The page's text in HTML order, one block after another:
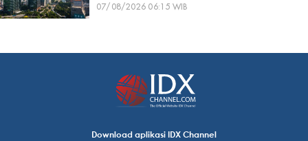
07/08/2026 06:15 WIB
Download aplikasi IDX Channel